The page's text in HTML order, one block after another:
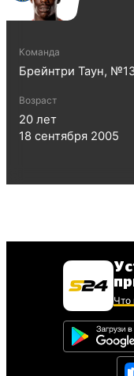
Команда
Брейнтри Таун, №
Возраст
20 лет
18 сентября 2005
Что